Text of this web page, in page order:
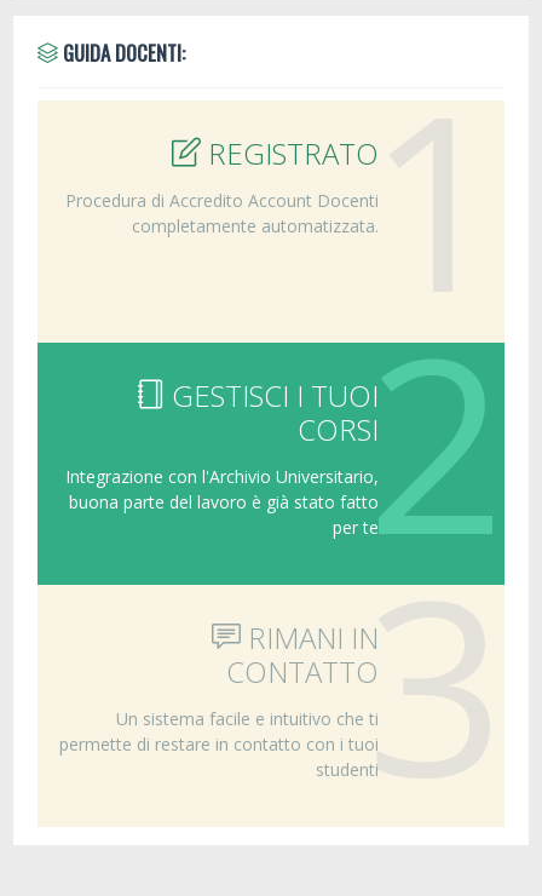
GUIDA DOCENTI: 1
REGISTRATO
Procedura di Accredito Account Docenti
completamente automatizzata.
2
GESTISCI I TUOI
CORSI
Integrazione con l'Archivio Universitario,
buona parte del lavoro è già stato fatto
per te3
RIMANI IN
CONTATTO
Un sistema facile e intuitivo che ti
permette di restare in contatto con i tuoi
studenti